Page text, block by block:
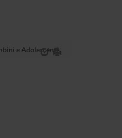
e Adolescenti